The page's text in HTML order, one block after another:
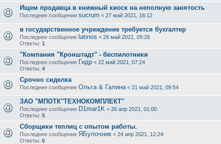
Ищем продавца в книжный киоск на неполную занятость
Последнее сообщение sucrum « 27 май 2021, 16:12
в государственное учреждение требуется бухгалтер
Последнее сообщение latinos « 26 май 2021, 09:26
Ответы: 1
"Компания "Кронштадт" - беспилотники
Последнее сообщение Гидр « 22 май 2021, 07:24
Ответы: 4
Срочно сиделка
Последнее сообщение Ольга & Галина « 21 май 2021, 09:54
ЗАО "МПОТК"ТЕХНОКОМПЛЕКТ"
Последнее сообщение D1mar1K « 26 апр 2021, 01:00
Ответы: 5
Сборщики теплиц с опытом работы.
Последнее сообщение ЯБулочник « 24 апр 2021, 12:24
Ответы: 6